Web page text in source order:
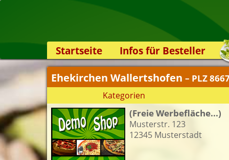
Startseite
Infos für Besteller
Lieferservice-App
Weiterempfehlen
Newsletter
Sicherheit
Kontakt
Ehekirchen Wallertshofen – PLZ
Kategorien
(Freie Werbefläche...)
Musterstr. 123
12345 Musterstadt